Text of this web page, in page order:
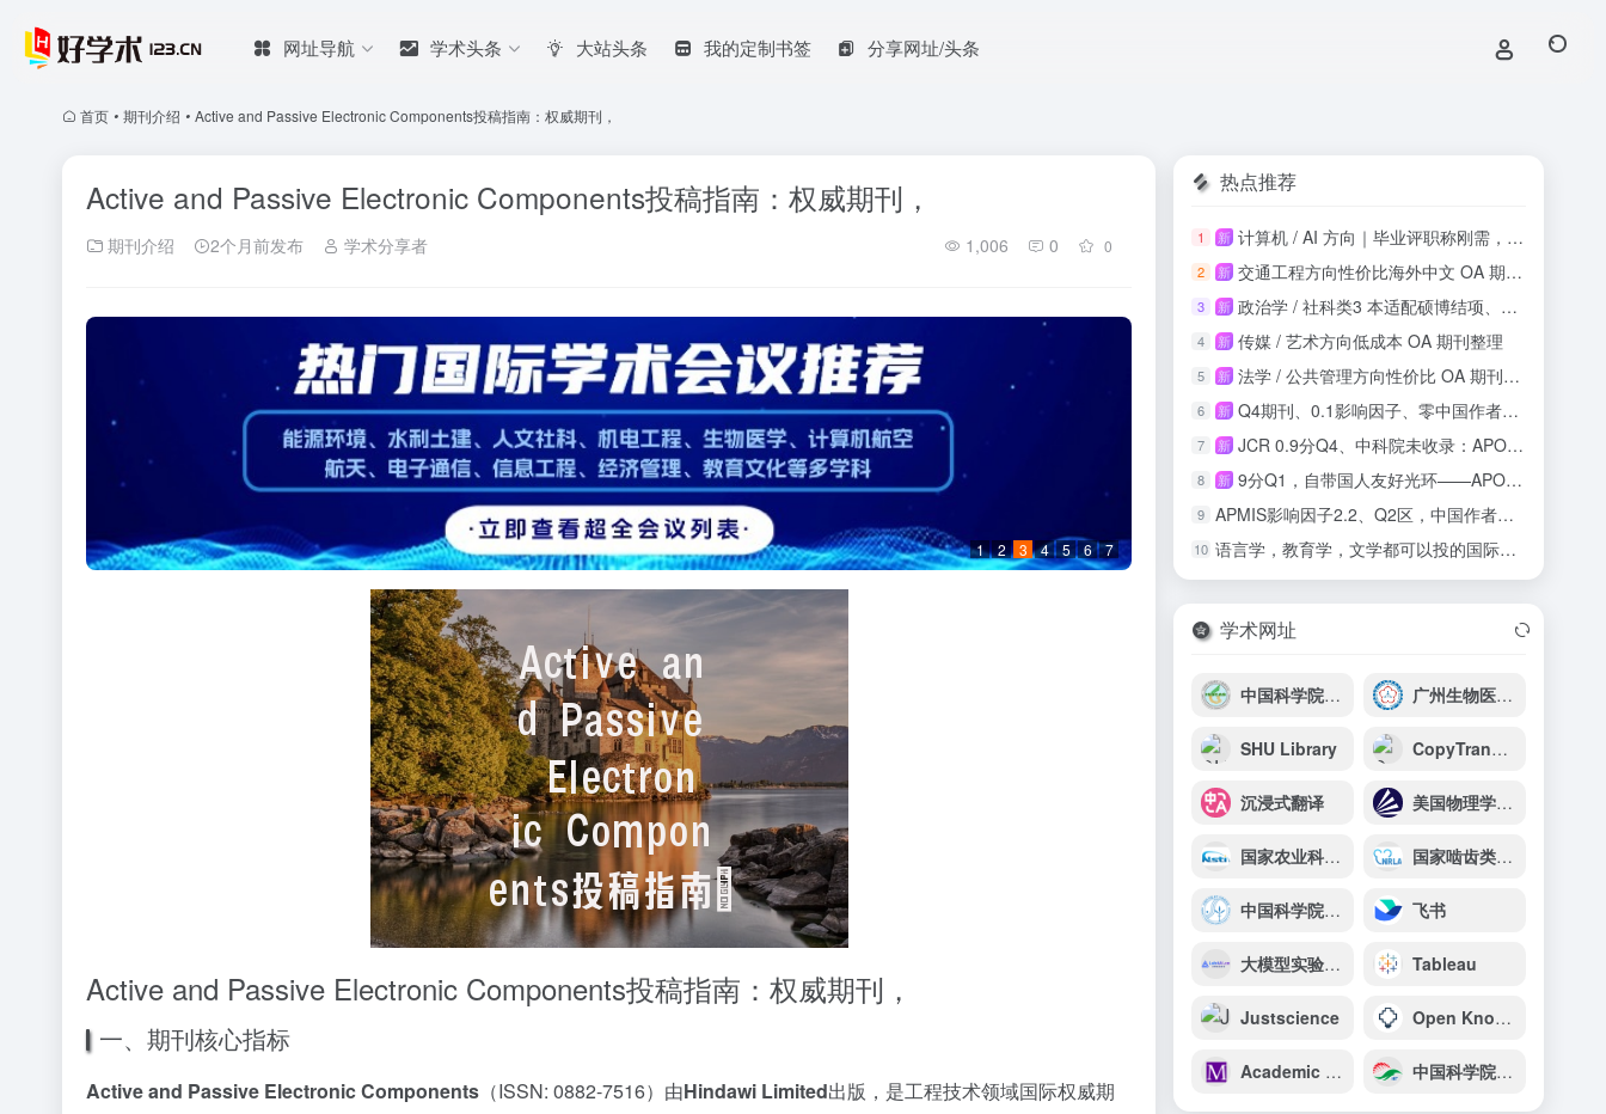
网址导航 学术头条 大站头条 我的定制书签 分享网址/头条
首页 • 期刊介绍 • Active and Passive Electronic Components投稿指南：权威期刊，
Active and Passive Electronic Components投稿指南：权威期刊，
期刊介绍 2个月前发布 学术分享者 1,006 0 0
1 2 3 4 5 6 7
Active and Passive Electronic Components投稿指南：权威期刊，
一、期刊核心指标
Active and Passive Electronic Components （ISSN: 0882-7516）由Hindawi Limited出版，是工程技术领域国际权威期
热点推荐
1 新 计算机 / AI 方向｜毕业评职称刚需，知网稳定收录
2 新 交通工程方向性价比海外中文 OA 期刊投稿整理
3 新 政治学 / 社科类3 本适配硕博结项、课程论文
4 新 传媒 / 艺术方向低成本 OA 期刊整理
5 新 法学 / 公共管理方向性价比 OA 期刊整理
6 新 Q4期刊、0.1影响因子、零中国作者：这本SSCI收录吗？
7 新 JCR 0.9分Q4、中科院未收录：APOS正畸期刊投稿风险与机会实测
8 新 9分Q1，自带国人友好光环——APOPTOSIS影响因子再攀新高
9 APMIS影响因子2.2、Q2区，中国作者占比21.9%，这本刊值得投吗？
10 语言学，教育学，文学都可以投的国际期刊
学术网址
中国科学院南京土壤研究所 广州生物医药与健康研究院
SHU Library CopyTranslator
沉浸式翻译 美国物理学会出版社
国家农业科学数据中心 国家啮齿类实验动物资源库
中国科学院水生生物研究所 飞书
大模型实验室Lab4AI Tableau
Justscience Open Knowledge Maps
Academic Phrasebank 中国科学院工程热物理研究所